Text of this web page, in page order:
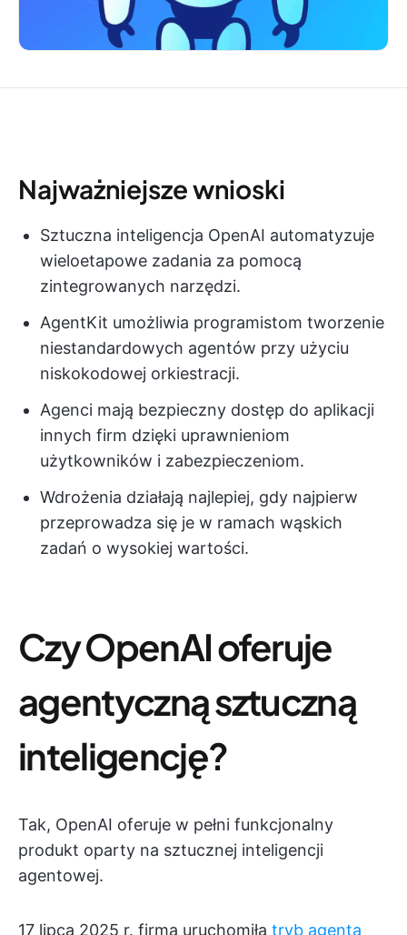
Najważniejsze wnioski
Sztuczna inteligencja OpenAI automatyzuje
wieloetapowe zadania za pomocą
zintegrowanych narzędzi.
AgentKit umożliwia programistom tworzenie
niestandardowych agentów przy użyciu
niskokodowej orkiestracji.
Agenci mają bezpieczny dostęp do aplikacji
innych firm dzięki uprawnieniom
użytkowników i zabezpieczeniom.
Wdrożenia działają najlepiej, gdy najpierw
przeprowadza się je w ramach wąskich
zadań o wysokiej wartości.
Czy OpenAI oferuje
agentyczną sztuczną
inteligencję?
Tak, OpenAI oferuje w pełni funkcjonalny
produkt oparty na sztucznej inteligencji
agentowej.
17 lipca 2025 r. firma uruchomiła tryb agenta